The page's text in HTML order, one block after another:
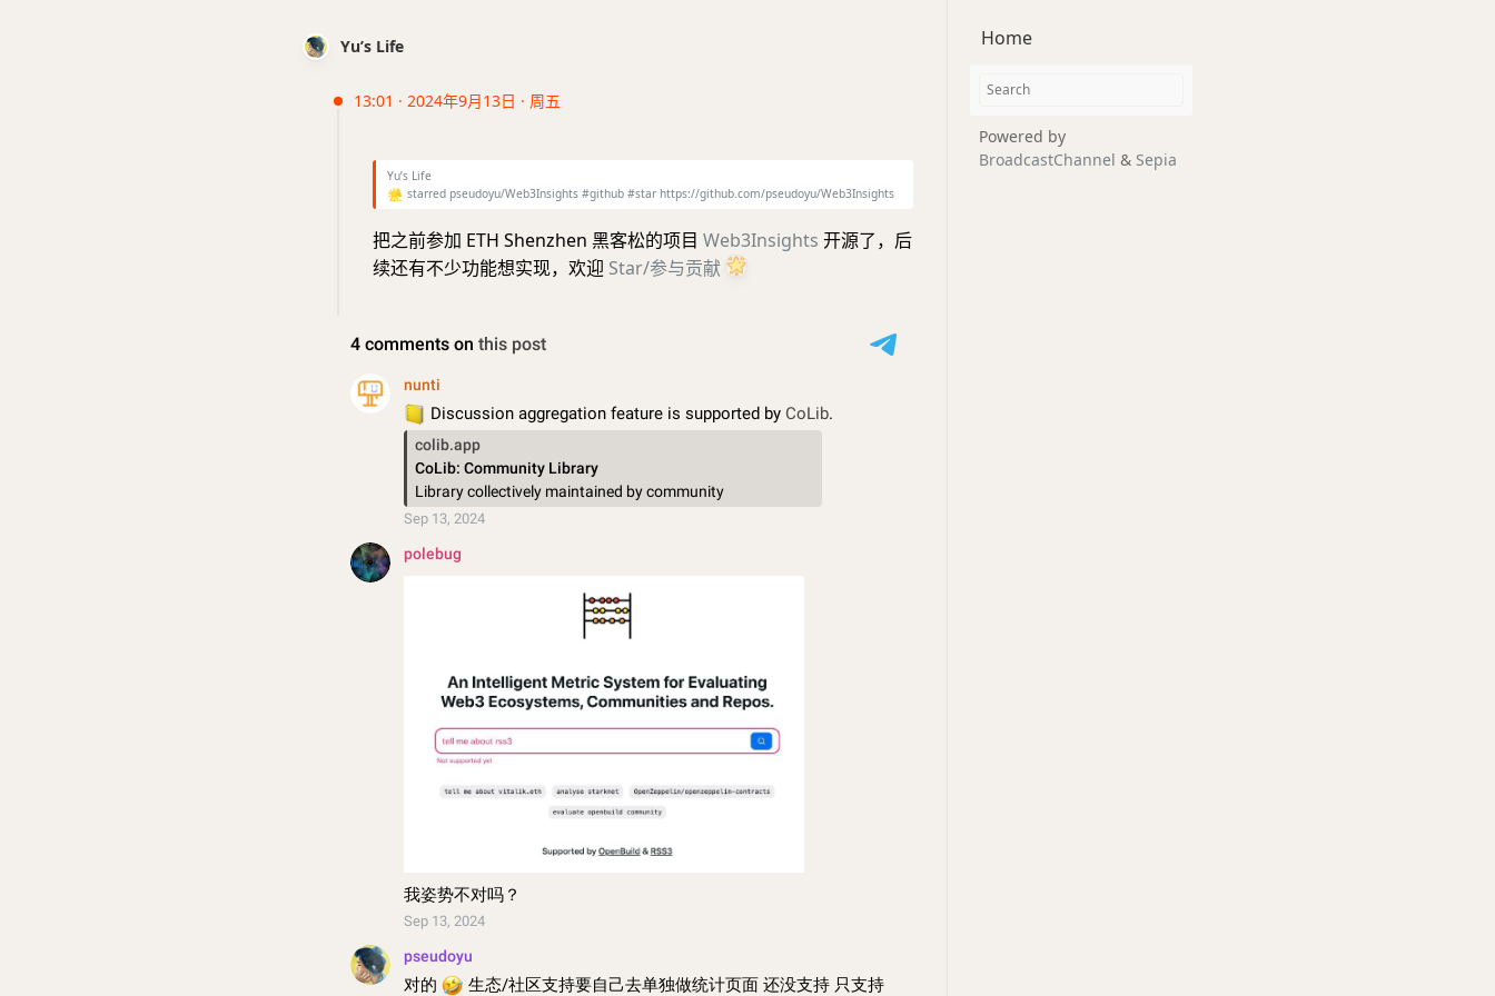
Yu’s Life
13:01 · 2024年9月13日 · 周五
Yu’s Life
🌟 starred pseudoyu/Web3Insights #github #star https://github.com/pseudoyu/Web3Insights
把之前参加 ETH Shenzhen 黑客松的项目 Web3Insights 开源了，后
续还有不少功能想实现，欢迎 Star/参与贡献
Home
Powered by
BroadcastChannel & Sepia